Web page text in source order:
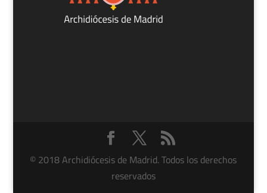
© 2018 Archidiócesis de Madrid. Todos los derechos
reservados